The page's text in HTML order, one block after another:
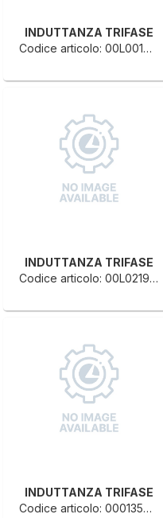
INDUTTANZA TRIFASE
Codice articolo: 00L0010113B
INDUTTANZA TRIFASE
Codice articolo: 00L0219874H
INDUTTANZA TRIFASE
Codice articolo: 0001357692B